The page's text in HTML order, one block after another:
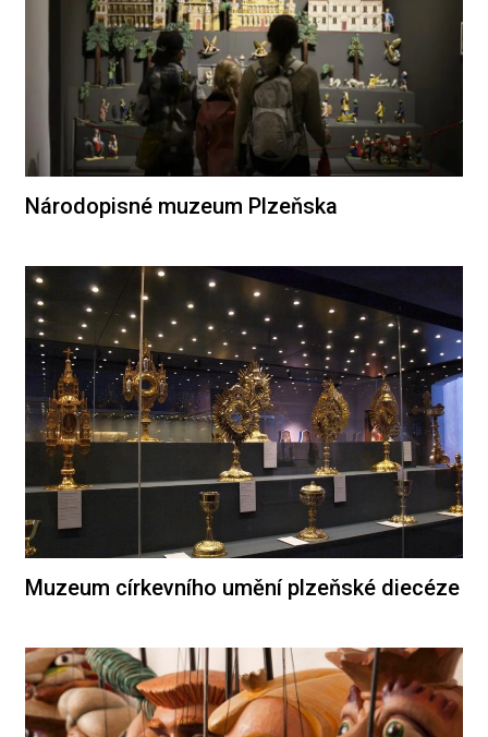
Národopisné muzeum Plzeňska
Muzeum církevního umění plzeňské diecéze